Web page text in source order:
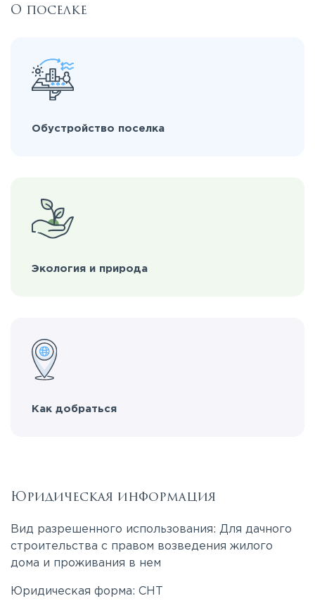
О поселке
Обустройство поселка
Экология и природа
Как добраться
Юридическая информация
Вид разрешенного использования: Для дачного
строительства с правом возведения жилого
дома и проживания в нем
Юридическая форма: СНТ